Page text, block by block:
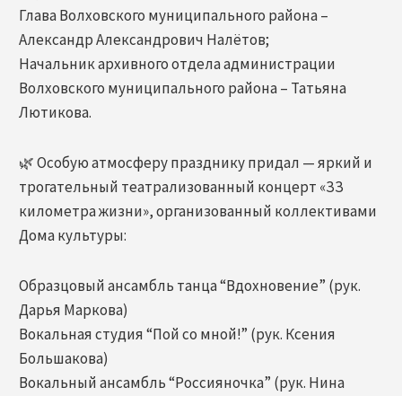
Глава Волховского муниципального района –
Александр Александрович Налётов;
Начальник архивного отдела администрации
Волховского муниципального района – Татьяна
Лютикова.
🌿 Особую атмосферу празднику придал — яркий и
трогательный театрализованный концерт «ЗЗ
километра жизни», организованный коллективами
Дома культуры:
Образцовый ансамбль танца “Вдохновение” (рук.
Дарья Маркова)
Вокальная студия “Пой со мной!” (рук. Ксения
Большакова)
Вокальный ансамбль “Россияночка” (рук. Нина